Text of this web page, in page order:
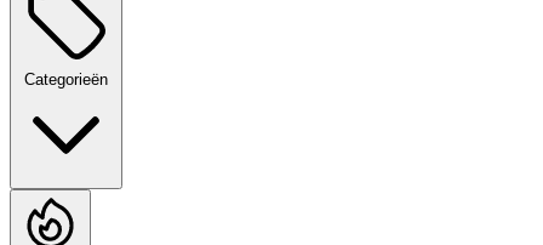
Categorieën